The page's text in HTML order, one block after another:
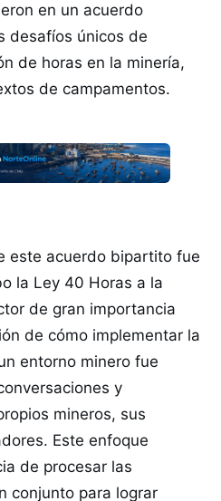
en un acuerdo
desafíos únicos de
de horas en la minería,
de campamentos.
este acuerdo bipartito fue
la Ley 40 Horas a la
de gran importancia
de cómo implementar la
entorno minero fue
y
mineros, sus
Este enfoque
de procesar las
conjunto para lograr